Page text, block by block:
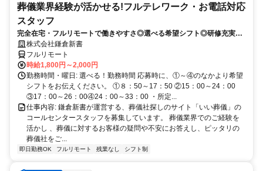
葬儀業界経験が活かせる!フルテレワーク・お電話対応
スタッフ
完全在宅・フルリモートで働きやすさ◎選べる希望シフト◎研修充実だ
から未経験でも安心！平日休みありの完全週休2日制で充実のワークラ
イフバランス！
株式会社鎌倉新書
フルリモート
時給1,800円～2,000円
勤務時間・曜日: 選べる！勤務時間 応募時に、①～④のなかより希望
シフトをお伝えください。 ①８：50～17：50 ②15：00～24：00
③17：00～26：00④24：00～33：00 ・所定...
仕事内容: 鎌倉新書が運営する、葬儀社探しのサイト「いい葬儀」の
コールセンタースタッフを募集しています。 葬儀業界でのご経験を
活かし 、葬儀に対するお客様の疑問や不安にお答えし、ピッタリの
葬儀社をご...
即日勤務OK フルリモート 残業なし シフト制